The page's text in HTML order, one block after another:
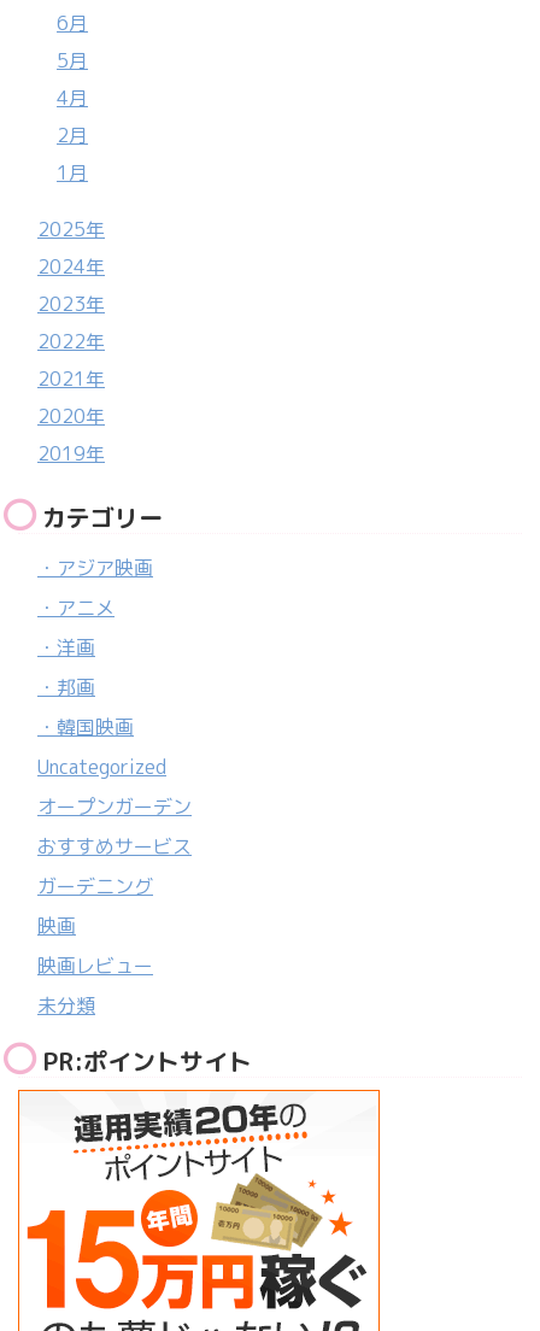
6月
5月
4月
2月
1月
2025年
2024年
2023年
2022年
2021年
2020年
2019年
カテゴリー
・アジア映画
・アニメ
・洋画
・邦画
・韓国映画
Uncategorized
オープンガーデン
おすすめサービス
ガーデニング
映画
映画レビュー
未分類
PR:ポイントサイト